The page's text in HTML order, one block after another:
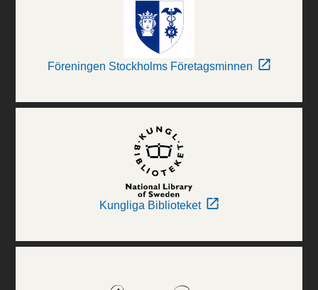
Föreningen Stockholms Företagsminnen
Kungliga Biblioteket